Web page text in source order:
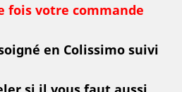
fois votre commande
en Colissimo suivi